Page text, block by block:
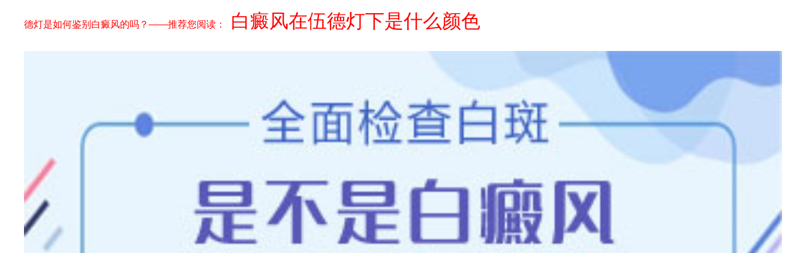
德灯是如何鉴别白癜风的吗？——推荐您阅读： 白癜风在伍德灯下是什么颜色